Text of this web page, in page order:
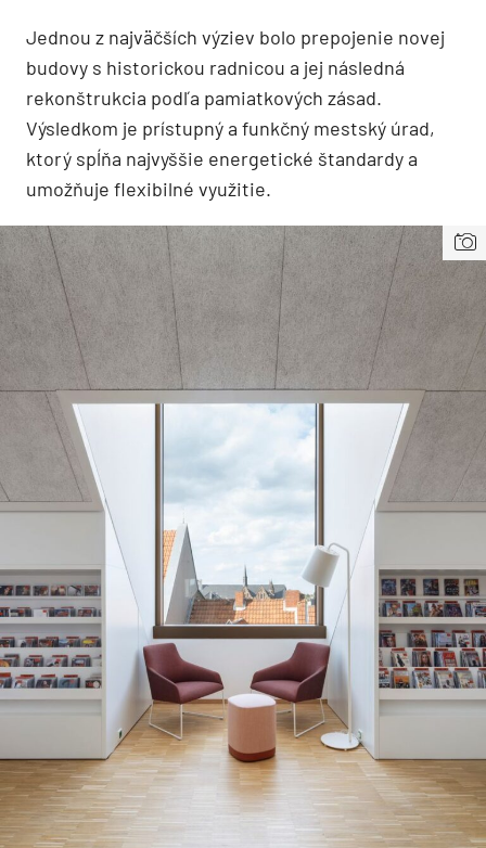
Jednou z najväčších výziev bolo prepojenie novej
budovy s historickou radnicou a jej následná
rekonštrukcia podľa pamiatkových zásad.
Výsledkom je prístupný a funkčný mestský úrad,
ktorý spĺňa najvyššie energetické štandardy a
umožňuje flexibilné využitie.